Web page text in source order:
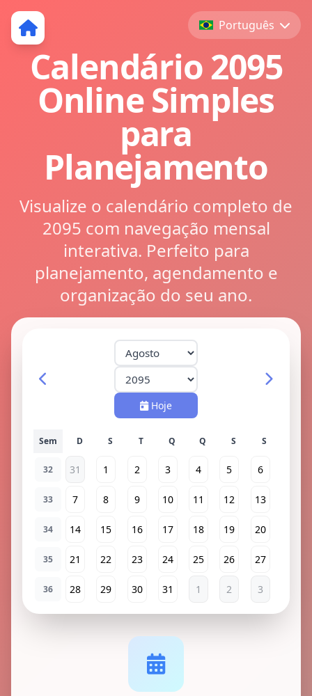
Português
Calendário 2095
Online Simples
para
Planejamento
Visualize o calendário completo de
2095 com navegação mensal
interativa. Perfeito para
planejamento, agendamento e
organização do seu ano.
Hoje
Sem
32 31 1 2 3 4 5 6
33 7 8 9 10 11 12 13
34 14 15 16 17 18 19 20
35 21 22 23 24 25 26 27
36 28 29 30 31 1 2 3